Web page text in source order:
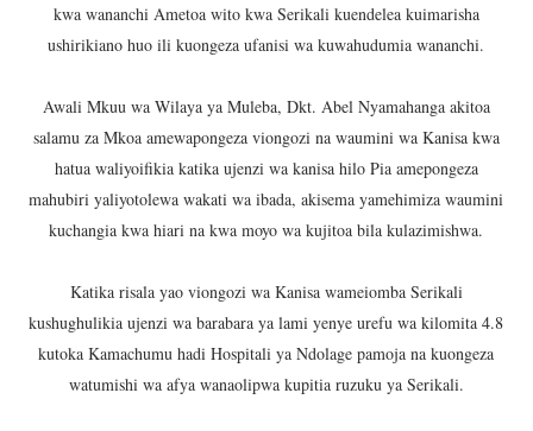
kwa wananchi Ametoa wito kwa Serikali kuendelea kuimarisha
ushirikiano huo ili kuongeza ufanisi wa kuwahudumia wananchi.
Awali Mkuu wa Wilaya ya Muleba, Dkt. Abel Nyamahanga akitoa
salamu za Mkoa amewapongeza viongozi na waumini wa Kanisa kwa
hatua waliyoifikia katika ujenzi wa kanisa hilo Pia amepongeza
mahubiri yaliyotolewa wakati wa ibada, akisema yamehimiza waumini
kuchangia kwa hiari na kwa moyo wa kujitoa bila kulazimishwa.
Katika risala yao viongozi wa Kanisa wameiomba Serikali
kushughulikia ujenzi wa barabara ya lami yenye urefu wa kilomita 4.8
kutoka Kamachumu hadi Hospitali ya Ndolage pamoja na kuongeza
watumishi wa afya wanaolipwa kupitia ruzuku ya Serikali.